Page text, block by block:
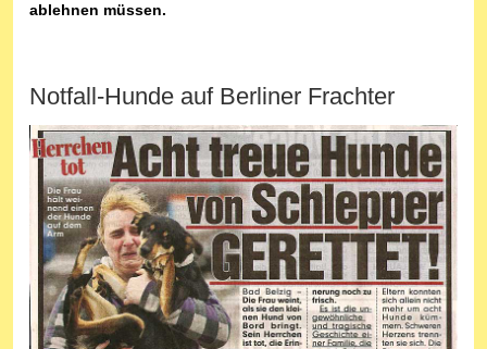
ablehnen müssen.
Notfall-Hunde auf Berliner Frachter